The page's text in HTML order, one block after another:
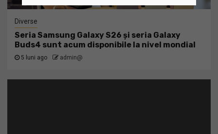
Diverse
Seria Samsung Galaxy S26 și seria Galaxy
Buds4 sunt acum disponibile la nivel mondial
5 luni ago admin@